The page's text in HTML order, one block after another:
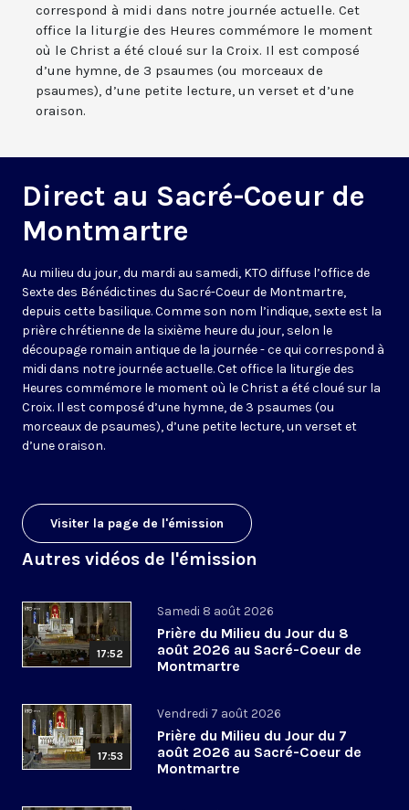
correspond à midi dans notre journée actuelle. Cet
office la liturgie des Heures commémore le moment
où le Christ a été cloué sur la Croix. Il est composé
d’une hymne, de 3 psaumes (ou morceaux de
psaumes), d’une petite lecture, un verset et d’une
oraison.
Direct au Sacré-Coeur de
Montmartre
Au milieu du jour, du mardi au samedi, KTO diffuse l’office de
Sexte des Bénédictines du Sacré-Coeur de Montmartre,
depuis cette basilique. Comme son nom l’indique, sexte est la
prière chrétienne de la sixième heure du jour, selon le
découpage romain antique de la journée - ce qui correspond à
midi dans notre journée actuelle. Cet office la liturgie des
Heures commémore le moment où le Christ a été cloué sur la
Croix. Il est composé d’une hymne, de 3 psaumes (ou
morceaux de psaumes), d’une petite lecture, un verset et
d’une oraison.
Visiter la page de l'émission
Autres vidéos de l'émission
17:52
Samedi 8 août 2026
Prière du Milieu du Jour du 8
août 2026 au Sacré-Coeur de
Montmartre
17:53
Vendredi 7 août 2026
Prière du Milieu du Jour du 7
août 2026 au Sacré-Coeur de
Montmartre